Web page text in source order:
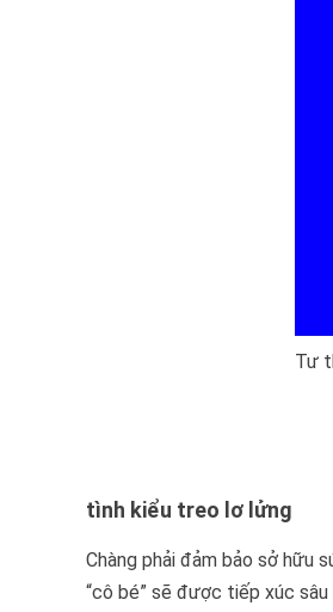
Tư
tình kiểu treo lơ lửng
Chàng phải đảm bảo sở hữu
“cô bé” sẽ được tiếp xúc